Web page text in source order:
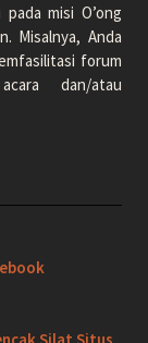
misi O’ong
Misalnya, Anda
forum
dan/atau
Silat Situs